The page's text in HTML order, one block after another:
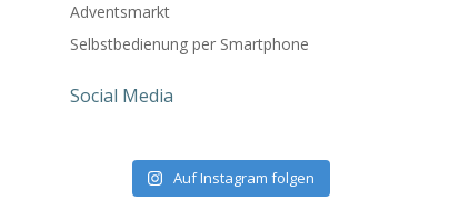
Adventsmarkt
Selbstbedienung per Smartphone
Social Media
Auf Instagram folgen